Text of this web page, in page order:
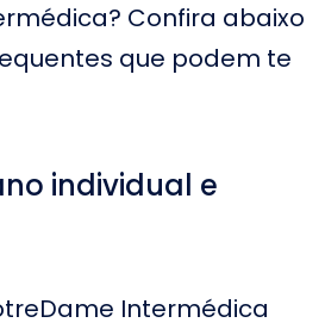
Confira abaixo
que podem te
individual e
Intermédica